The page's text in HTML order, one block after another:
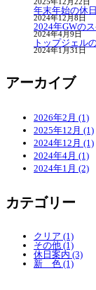
2025年12月22日
年末年始の休
2024年12月8日
2024年GWの
2024年4月9日
トップジェル
2024年1月31日
アーカイブ
2026年2月 (1)
2025年12月 (1)
2024年12月 (1)
2024年4月 (1)
2024年1月 (2)
カテゴリー
クリア (1)
その他 (1)
休日案内 (3)
新 色 (1)